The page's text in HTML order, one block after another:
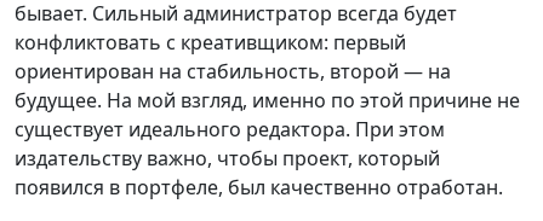
бывает. Сильный администратор всегда будет
конфликтовать с креативщиком: первый
ориентирован на стабильность, второй — на
будущее. На мой взгляд, именно по этой причине не
существует идеального редактора. При этом
издательству важно, чтобы проект, который
появился в портфеле, был качественно отработан.